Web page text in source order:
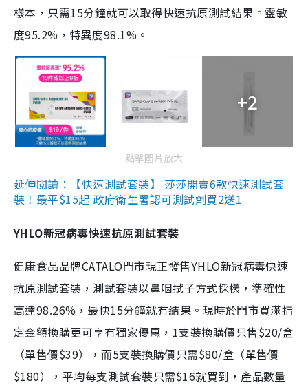
樣本，只需15分鐘就可以取得快速抗原測試結果。靈敏
度95.2%，特異度98.1%。
+2
點擊圖片放大
延伸閱讀：【快速測試套裝】 莎莎開賣6款快速測試套
裝！最平$15起 政府衛生署認可測試劑買2送1
YHLO新冠病毒快速抗原測試套裝
健康食品品牌CATALO門市現正發售YHLO新冠病毒快速
抗原測試套裝，測試套裝以鼻咽拭子方式採樣，準確性
高達98.26%，最快15分鐘就有結果。現時於門市買滿指
定金額換購更可享有獨家優惠，1支裝換購價只售$20/盒
（單售價$39），而5支裝換購價只需$80/盒（單售價
$180），平均每支測試套裝只需$16就買到，產品數量